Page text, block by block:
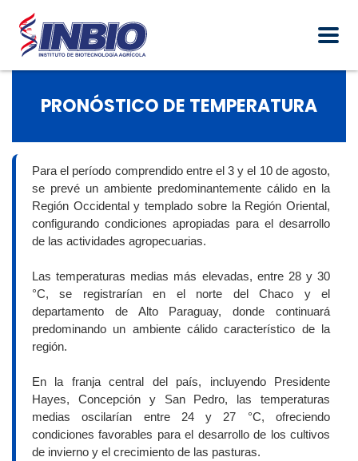
PRONÓSTICO DE TEMPERATURA
Para el período comprendido entre el 3 y el 10 de agosto,
se prevé un ambiente predominantemente cálido en la
Región Occidental y templado sobre la Región Oriental,
configurando condiciones apropiadas para el desarrollo
de las actividades agropecuarias.
Las temperaturas medias más elevadas, entre 28 y 30
°C, se registrarían en el norte del Chaco y el
departamento de Alto Paraguay, donde continuará
predominando un ambiente cálido característico de la
región.
En la franja central del país, incluyendo Presidente
Hayes, Concepción y San Pedro, las temperaturas
medias oscilarían entre 24 y 27 °C, ofreciendo
condiciones favorables para el desarrollo de los cultivos
de invierno y el crecimiento de las pasturas.